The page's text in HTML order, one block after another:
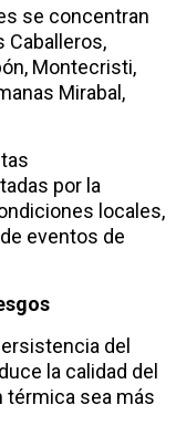
se concentran
Caballeros,
Montecristi,
Mirabal,
por la
locales,
eventos de
del
la calidad del
térmica sea más